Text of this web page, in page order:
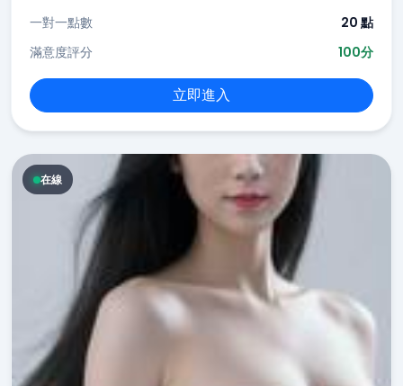
一對一點數
20 點
滿意度評分
100分
立即進入
在線